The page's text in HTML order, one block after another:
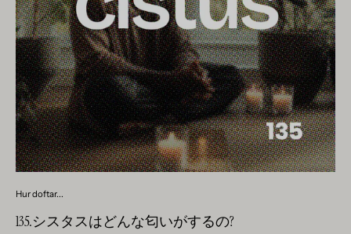
的な、より深く複雑な香りのプロファイルが生まれます。私
たちはバニラの複雑さを楽しむのが大好きで、ハニーサック
ル & ヒノキ サイプレスの香りでは、ヒノキの木の香りとス
イカズラの花の香りを組み合わせ、バニラだけで香りのバラ
ンスをとりました。 これらのユニークな香りの組み合わせを
探求し実験することは、家庭で個人的で思い出に残る香りの
特徴を作り出す機会を提供するだけでなく、バ​​ニラの多用途
性と魔法のような方法で他の香りノートを強化する能力を発
見することにもなります。...
用に加え、アロマテラピーでも重要な役割を果たしてきまし
た。これは、その独特の香りと、リラックスと幸福を促進す
ると言われている能力によるものです。日本では、ヒノキの
香りの特性が、穏やかで調和のとれた雰囲気を作り出す能力
として古くから評価されてきました。伝統的に、ヒノキは
「温泉」と呼ばれる日本の浴場で使用されており、その香り
のよい木材はリラクゼーションを促進し、心を浄化するため
に使用されています。 アロマテラピーでは、木材から抽出さ
れたヒノキ精油を使用して、香り付きのキャンドル、オイ
朴な香りには、ストレスを軽減し、リラックスを促進する心
を落ち着かせる効果があると言われています。ヒノキオイル
いを思わせる、フレッシュでクリーンな香りで知られていま
す。広々とした風景や空を想起させる力強い香りです。オゾ
ンの香りはさわやかで活力を与え、気分を高揚させ、透明感
と幸福感をもたらします。この香りには、独特で認識しやす
い温かみのある特徴があります。 オゾンの臭いが私たちに与
える影響 オゾンの匂いは私たちの健康や気分に良い影響を与
える可能性があります。家庭では、新鮮さと清潔感を生み出
すためにオゾンの香りがよく使用されます。オゾンの香りの
キャンドルは、長い一日の後にリラックスした雰囲気を作り
出すのに人気の選択肢ですが、オゾンスティックや香りのス
プレーは、部屋をリフレッシュして不要な臭いを取り除くた
香りを備えたフレグランスキャンドルの中には、清潔感を生
Hur doftar...
135.シスタスはどんな匂いがするの?